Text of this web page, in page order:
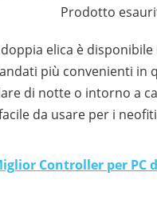
Prodotto
elica è
più convenienti in
di notte o intorno a
da usare per i
Controller per PC